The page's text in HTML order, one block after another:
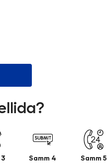
3 Samm 4 Samm 5